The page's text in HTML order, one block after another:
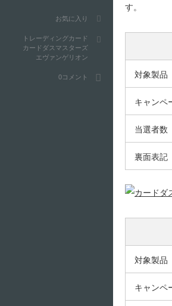
お気に入り
トレーディングカード
カードダスマスターズ
エヴァンゲリオン
0コメント
す。
対象製品
キャンペ
当選者数
裏面表記
対象製品
キャンペ